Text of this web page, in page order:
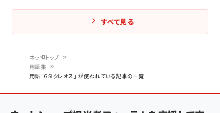
ン
く
ネッ担トップ
用語集
用語「GSIクレオス」 が使われている記事の一覧
すべて見る